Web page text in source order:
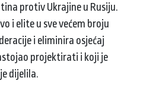
protiv Ukrajine u Rusiju.
i elite u sve većem broju
i eliminira osjećaj
projektirati i koji je
dijelila.